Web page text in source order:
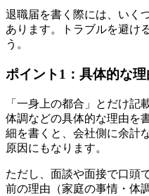
退職届を書く際には、いく
あります。トラブルを避け
う。
ポイント1：具体的な
「一身上の都合」とだけ記
体調などの具体的な理由を
細を書くと、会社側に余計
原因にもなります。
ただし、面談や面接で口頭
前の理由（家庭の事情・体